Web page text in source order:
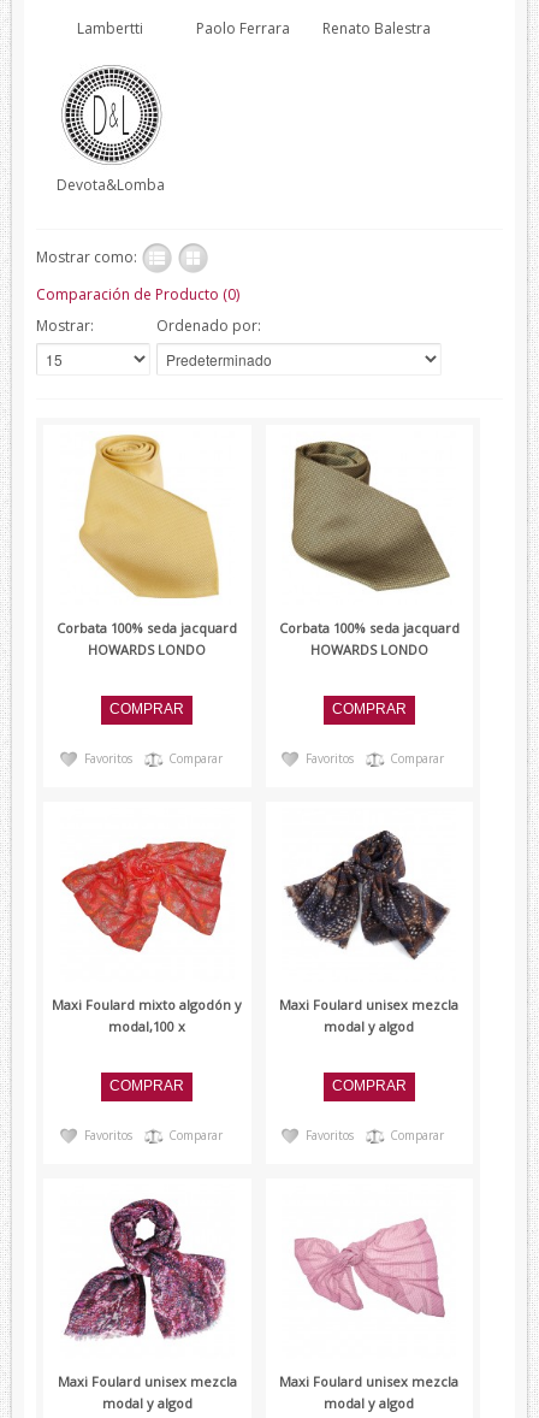
Verano
Corbatas
Corbatas Devota&Lomba
Pajaritas
Corbatas Lambertti
Corbatas Marca Blanca
Pañuelos
Pañuelos Devota&Lomba
Pañuelos Marca Blanca
Balenciaga
Belfe
Howards London
Lambertti
Paolo Ferrara
Renato Balestra
Lambertti Paolo Ferrara Renato Balestra
Devota&Lomba
Mostrar como:
Comparación de Producto (0)
Mostrar:
Ordenado por:
Corbata 100% seda jacquard
HOWARDS LONDO
Favoritos Comparar
Corbata 100% seda jacquard
HOWARDS LONDO
Favoritos Comparar
Maxi Foulard mixto algodón y
modal,100 x
Favoritos Comparar
Maxi Foulard unisex mezcla
modal y algod
Favoritos Comparar
Maxi Foulard unisex mezcla
modal y algod
Maxi Foulard unisex mezcla
modal y algod